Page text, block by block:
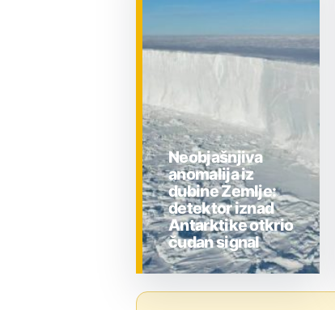
Neobjašnjiva
anomalija iz
dubine Zemlje:
detektor iznad
Antarktike otkrio
čudan signal